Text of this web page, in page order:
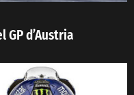
GP d’Austria